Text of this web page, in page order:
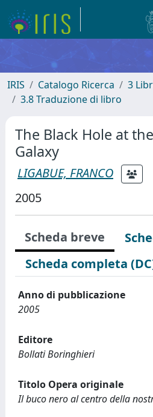
IRIS Catalogo Ricerca
3
3.8 Traduzione di libro
The Black Hole at
Galaxy
LIGABUE, FRANCO
2005
Scheda breve
Scheda completa
Anno di pubblicazione
2005
Editore
Bollati Boringhieri
Titolo Opera originale
Il buco nero al centro della